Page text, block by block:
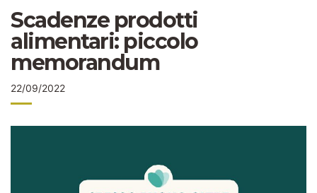
Scadenze prodotti
alimentari: piccolo
memorandum
22/09/2022